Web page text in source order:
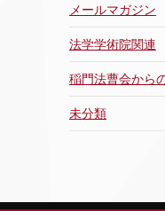
メールマガジン
法学学術院関連
稲門法曹会から
未分類